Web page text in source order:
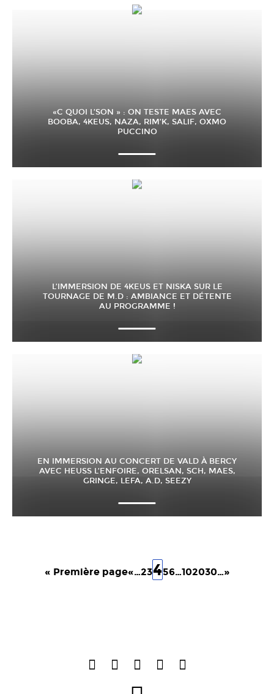
«C QUOI L’SON » : ON TESTE MAES AVEC
BOOBA, 4KEUS, NAZA, RIM’K, SALIF, OXMO
PUCCINO
L’IMMERSION DE 4KEUS ET NISKA SUR LE
TOURNAGE DE M.D : AMBIANCE ET DÉTENTE
AU PROGRAMME !
EN IMMERSION AU CONCERT DE VALD À BERCY
AVEC HEUSS L’ENFOIRE, ORELSAN, SCH, MAES,
GRINGE, LEFA, A.D, SEEZY
« Première page«…23456…102030…»